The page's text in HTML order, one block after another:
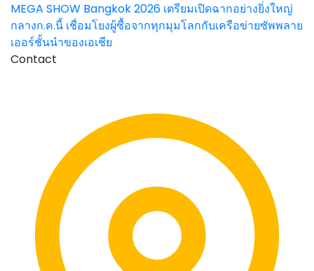
MEGA SHOW Bangkok 2026 เตรียมเปิดฉากอย่างยิ่งใหญ่
กลางก.ค.นี้ เชื่อมโยงผู้ซื้อจากทุกมุมโลกกับเครือข่ายซัพพลาย
เออร์ชั้นนำของเอเชีย
Contact